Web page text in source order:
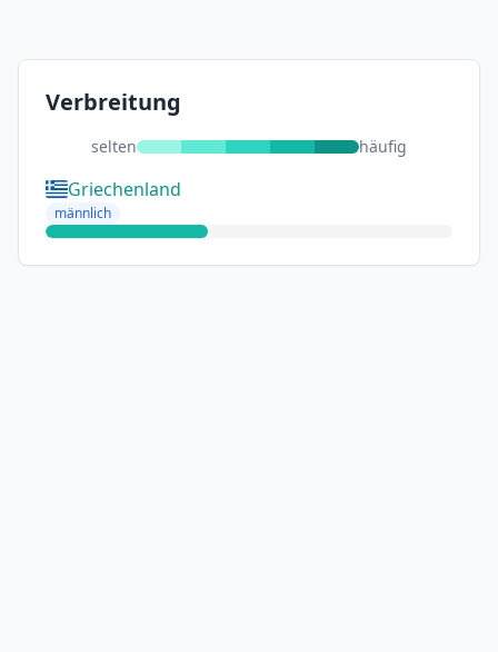
Verbreitung
selten häufig
Griechenland
männlich